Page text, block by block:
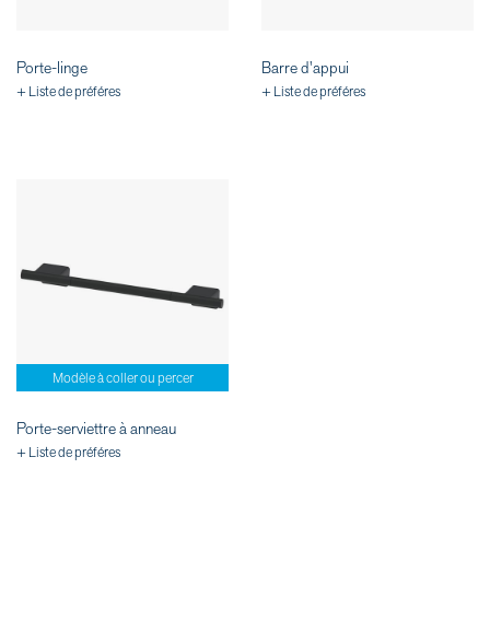
Porte-linge
+ Liste de préféres
Barre d'appui
+ Liste de préféres
Modèle à coller ou percer
Porte-serviettre à anneau
+ Liste de préféres